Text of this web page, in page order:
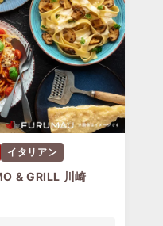
イタリアン
& GRILL 川崎